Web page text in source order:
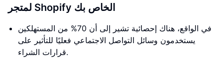
لمتجر Shopify الخاص بك
في الواقع، هناك إحصائية تشير إلى أن 70% من المستهلكين
يستخدمون وسائل التواصل الاجتماعي فعليًا للتأثير على
قرارات الشراء.